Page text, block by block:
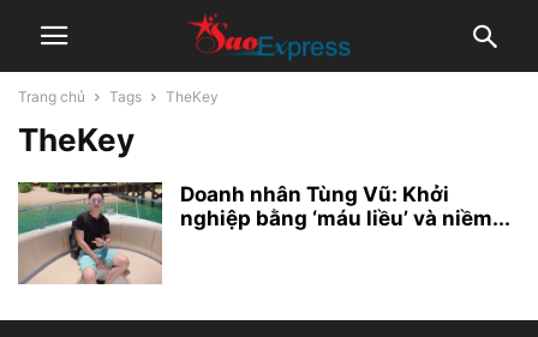
Trang chủ Tags TheKey
TheKey
Doanh nhân Tùng Vũ: Khởi
nghiệp bằng ‘máu liều’ và niềm...